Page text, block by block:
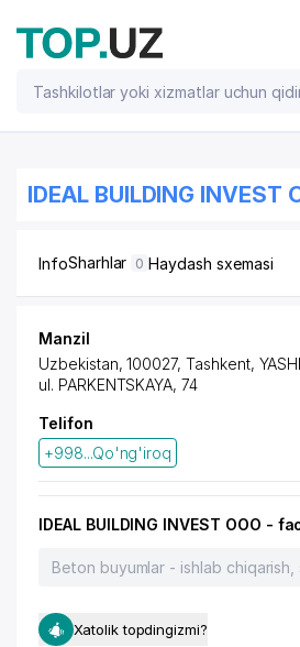
IDEAL BUILDING INVEST
InfoSharhlar 0 Haydash sxemasi
Manzil
Uzbekistan, 100027, Tashkent,
ul. PARKENTSKAYA, 74
Telifon
+998...Qo'ng'iroq
IDEAL BUILDING INVEST OOO -
Beton buyumlar - ishlab chiqarish,
Xatolik topdingizmi?